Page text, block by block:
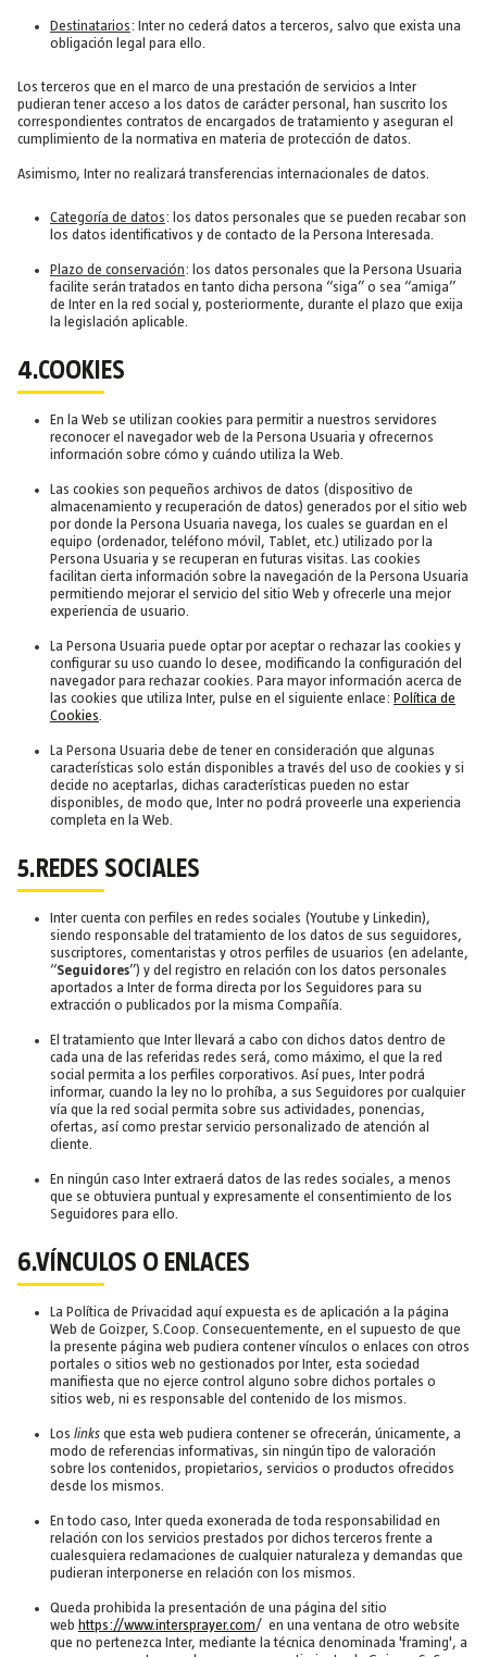
Destinatarios: Inter no cederá datos a terceros, salvo que exista una
obligación legal para ello.
Los terceros que en el marco de una prestación de servicios a Inter
pudieran tener acceso a los datos de carácter personal, han suscrito los
correspondientes contratos de encargados de tratamiento y aseguran el
cumplimiento de la normativa en materia de protección de datos.
Asimismo, Inter no realizará transferencias internacionales de datos.
Categoría de datos: los datos personales que se pueden recabar son
los datos identificativos y de contacto de la Persona Interesada.
Plazo de conservación: los datos personales que la Persona Usuaria
facilite serán tratados en tanto dicha persona “siga” o sea “amiga”
de Inter en la red social y, posteriormente, durante el plazo que exija
la legislación aplicable.
4.COOKIES
En la Web se utilizan cookies para permitir a nuestros servidores
reconocer el navegador web de la Persona Usuaria y ofrecernos
información sobre cómo y cuándo utiliza la Web.
Las cookies son pequeños archivos de datos (dispositivo de
almacenamiento y recuperación de datos) generados por el sitio web
por donde la Persona Usuaria navega, los cuales se guardan en el
equipo (ordenador, teléfono móvil, Tablet, etc.) utilizado por la
Persona Usuaria y se recuperan en futuras visitas. Las cookies
facilitan cierta información sobre la navegación de la Persona Usuaria
permitiendo mejorar el servicio del sitio Web y ofrecerle una mejor
experiencia de usuario.
La Persona Usuaria puede optar por aceptar o rechazar las cookies y
configurar su uso cuando lo desee, modificando la configuración del
navegador para rechazar cookies. Para mayor información acerca de
las cookies que utiliza Inter, pulse en el siguiente enlace: Política de
Cookies.
La Persona Usuaria debe de tener en consideración que algunas
características solo están disponibles a través del uso de cookies y si
decide no aceptarlas, dichas características pueden no estar
disponibles, de modo que, Inter no podrá proveerle una experiencia
completa en la Web.
5.REDES SOCIALES
Inter cuenta con perfiles en redes sociales (Youtube y Linkedin),
siendo responsable del tratamiento de los datos de sus seguidores,
suscriptores, comentaristas y otros perfiles de usuarios (en adelante,
“Seguidores”) y del registro en relación con los datos personales
aportados a Inter de forma directa por los Seguidores para su
extracción o publicados por la misma Compañía.
El tratamiento que Inter llevará a cabo con dichos datos dentro de
cada una de las referidas redes será, como máximo, el que la red
social permita a los perfiles corporativos. Así pues, Inter podrá
informar, cuando la ley no lo prohíba, a sus Seguidores por cualquier
vía que la red social permita sobre sus actividades, ponencias,
ofertas, así como prestar servicio personalizado de atención al
cliente.
En ningún caso Inter extraerá datos de las redes sociales, a menos
que se obtuviera puntual y expresamente el consentimiento de los
Seguidores para ello.
6.VÍNCULOS O ENLACES
La Política de Privacidad aquí expuesta es de aplicación a la página
Web de Goizper, S.Coop. Consecuentemente, en el supuesto de que
la presente página web pudiera contener vínculos o enlaces con otros
portales o sitios web no gestionados por Inter, esta sociedad
manifiesta que no ejerce control alguno sobre dichos portales o
sitios web, ni es responsable del contenido de los mismos.
Los links que esta web pudiera contener se ofrecerán, únicamente, a
modo de referencias informativas, sin ningún tipo de valoración
sobre los contenidos, propietarios, servicios o productos ofrecidos
desde los mismos.
En todo caso, Inter queda exonerada de toda responsabilidad en
relación con los servicios prestados por dichos terceros frente a
cualesquiera reclamaciones de cualquier naturaleza y demandas que
pudieran interponerse en relación con los mismos.
Queda prohibida la presentación de una página del sitio
web https://www.intersprayer.com/ en una ventana de otro website
que no pertenezca Inter, mediante la técnica denominada 'framing', a